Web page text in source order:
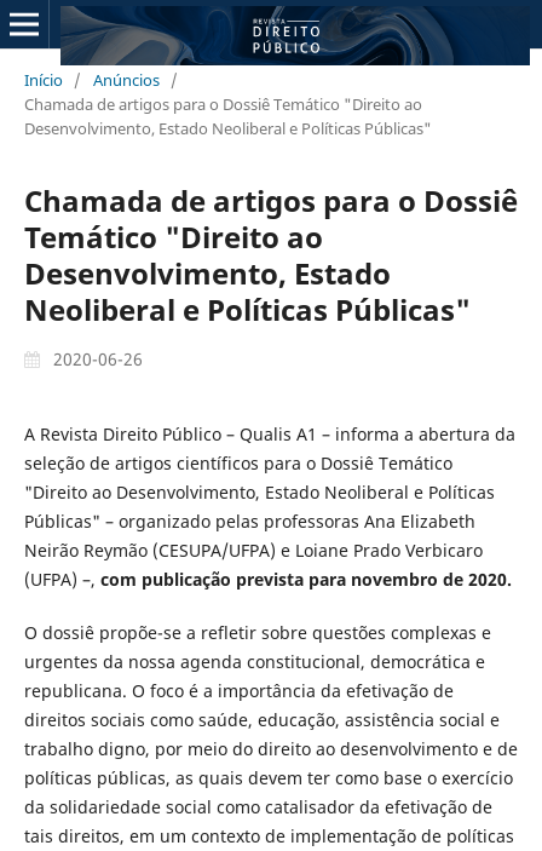
Início / Anúncios /
Chamada de artigos para o Dossiê Temático "Direito ao
Desenvolvimento, Estado Neoliberal e Políticas Públicas"
Chamada de artigos para o Dossiê
Temático "Direito ao
Desenvolvimento, Estado
Neoliberal e Políticas Públicas"
2020-06-26
A Revista Direito Público – Qualis A1 – informa a abertura da
seleção de artigos científicos para o Dossiê Temático
"Direito ao Desenvolvimento, Estado Neoliberal e Políticas
Públicas" – organizado pelas professoras Ana Elizabeth
Neirão Reymão (CESUPA/UFPA) e Loiane Prado Verbicaro
(UFPA) –, com publicação prevista para novembro de 2020.
O dossiê propõe-se a refletir sobre questões complexas e
urgentes da nossa agenda constitucional, democrática e
republicana. O foco é a importância da efetivação de
direitos sociais como saúde, educação, assistência social e
trabalho digno, por meio do direito ao desenvolvimento e de
políticas públicas, as quais devem ter como base o exercício
da solidariedade social como catalisador da efetivação de
tais direitos, em um contexto de implementação de políticas